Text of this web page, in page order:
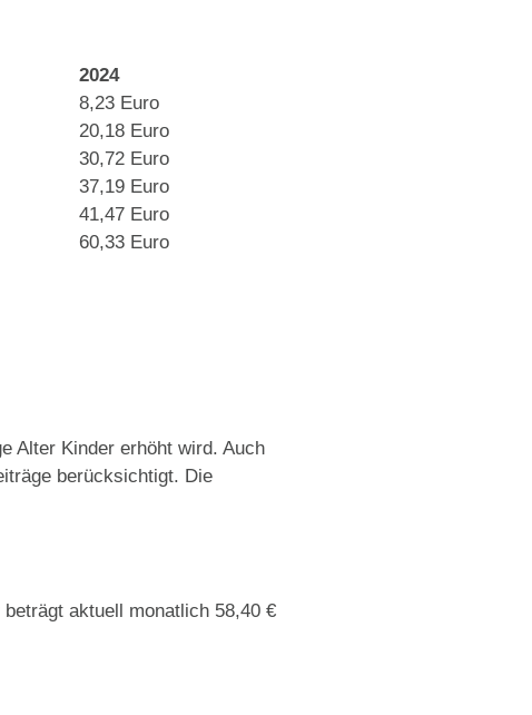
2024
8,23 Euro
20,18 Euro
30,72 Euro
37,19 Euro
41,47 Euro
60,33 Euro
Alter Kinder erhöht wird. Auch
berücksichtigt. Die
aktuell monatlich 58,40 €